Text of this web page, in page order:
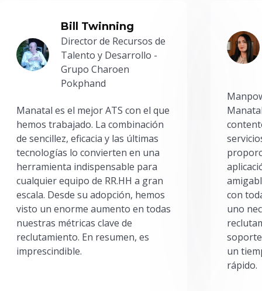
Bill Twinning
Director de Recursos de
Talento y Desarrollo -
Grupo Charoen
Pokphand
Manatal es el mejor ATS con el que
hemos trabajado. La combinación
de sencillez, eficacia y las últimas
tecnologías lo convierten en una
herramienta indispensable para
cualquier equipo de RR.HH a gran
escala. Desde su adopción, hemos
visto un enorme aumento en todas
nuestras métricas clave de
reclutamiento. En resumen, es
imprescindible.
con
uno
un
rápido.